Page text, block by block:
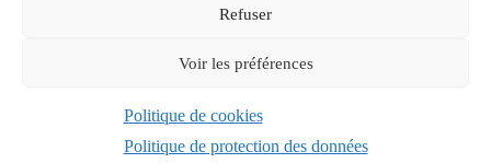
Refuser
Voir les préférences
Politique de cookies
Politique de protection des données